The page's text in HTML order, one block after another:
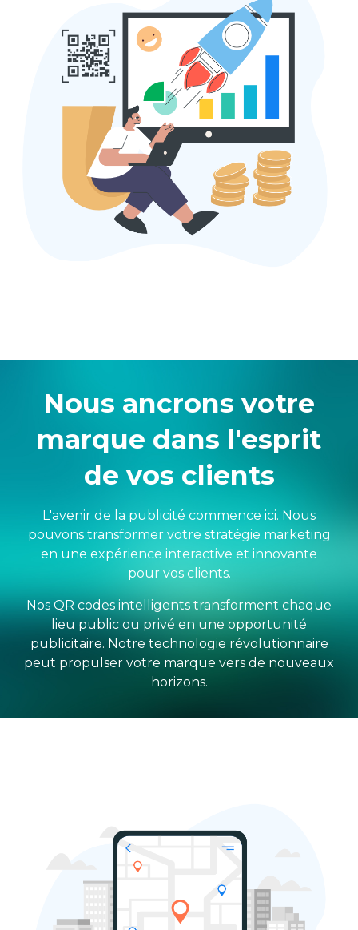
Nous ancrons votre
marque dans l'esprit
de vos clients
L'avenir de la publicité commence ici. Nous
pouvons transformer votre stratégie marketing
en une expérience interactive et innovante
pour vos clients.
Nos QR codes intelligents transforment chaque
lieu public ou privé en une opportunité
publicitaire. Notre technologie révolutionnaire
peut propulser votre marque vers de nouveaux
horizons.